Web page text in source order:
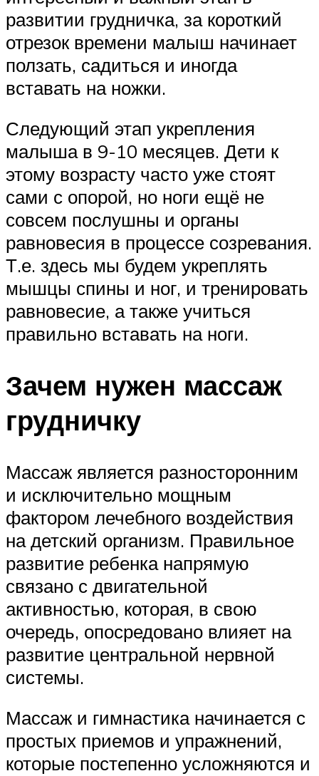
развитии грудничка, за короткий
отрезок времени малыш начинает
ползать, садиться и иногда
вставать на ножки.
Следующий этап укрепления
малыша в 9-10 месяцев. Дети к
этому возрасту часто уже стоят
сами с опорой, но ноги ещё не
совсем послушны и органы
равновесия в процессе созревания.
Т.е. здесь мы будем укреплять
мышцы спины и ног, и тренировать
равновесие, а также учиться
правильно вставать на ноги.
Зачем нужен массаж
грудничку
Массаж является разносторонним
и исключительно мощным
фактором лечебного воздействия
на детский организм. Правильное
развитие ребенка напрямую
связано с двигательной
активностью, которая, в свою
очередь, опосредовано влияет на
развитие центральной нервной
системы.
Массаж и гимнастика начинается с
простых приемов и упражнений,
которые постепенно усложняются и